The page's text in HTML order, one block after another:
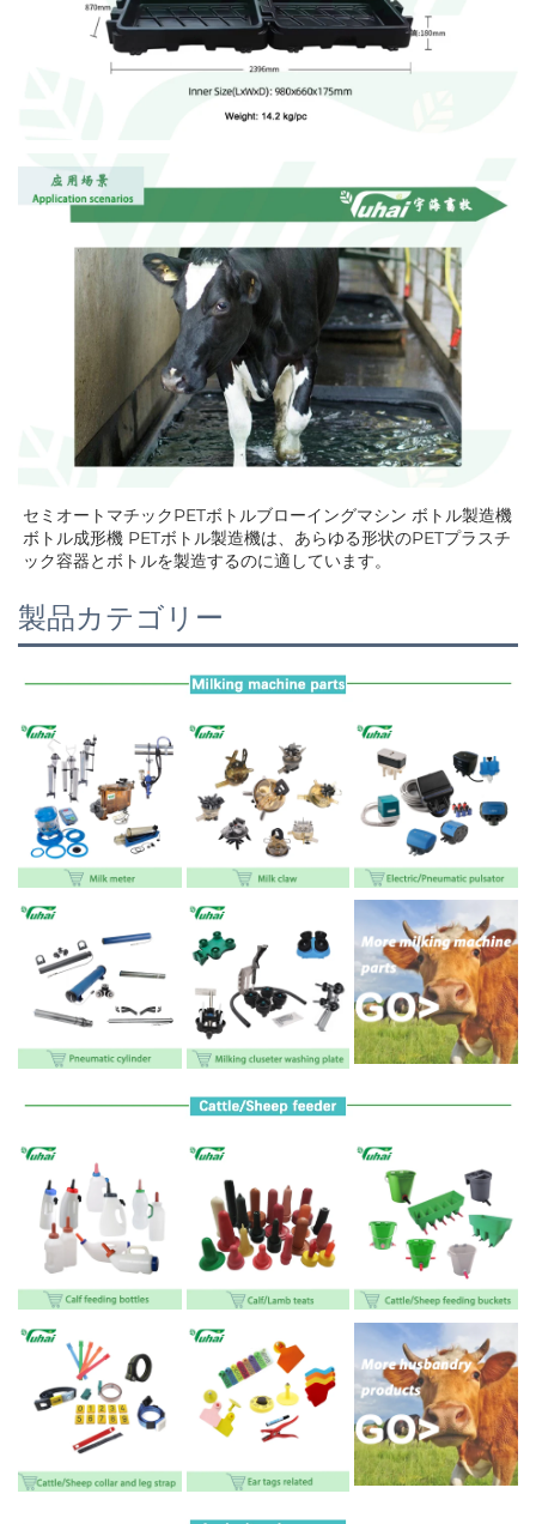
セミオートマチックPETボトルブローイングマシン ボトル製造機
ボトル成形機 PETボトル製造機は、あらゆる形状のPETプラスチ
ック容器とボトルを製造するのに適しています。
製品カテゴリー